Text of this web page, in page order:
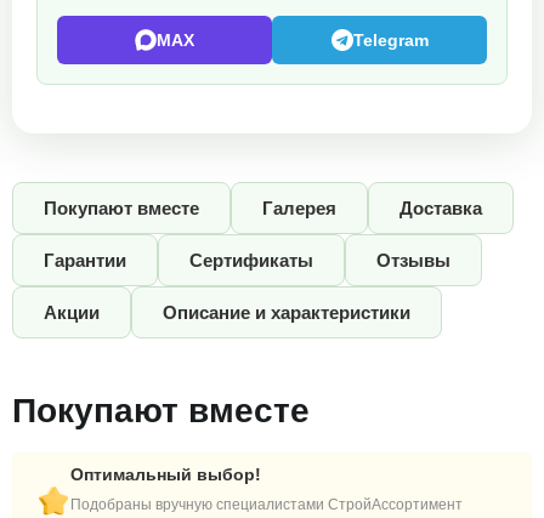
MAX Telegram
Покупают вместе Галерея Доставка
Гарантии Сертификаты Отзывы
Акции Описание и характеристики
Покупают вместе
Оптимальный выбор!
Подобраны вручную специалистами СтройАссортимент